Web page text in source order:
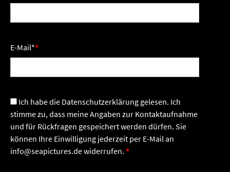
E-Mail*
stimme zu, dass meine Angaben zur Kontaktaufnahme
und für Rückfragen gespeichert werden dürfen. Sie
können Ihre Einwilligung jederzeit per E-Mail an
info@seapictures.de widerrufen.